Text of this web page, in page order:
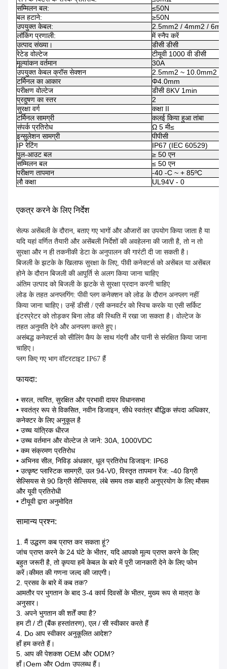
सम्मिलन बल:
≤50N
बल हटाने:
≥50N
उपयुक्त केबल:
2.5mm2 / 4mm2 /
लॉकिंग प्रणाली:
में स्नैप करें
उत्पाद संख्या।
डीसी डीसी
रेटेड वोल्टेज
टीयूवी 1000 वी डीसी
मूल्यांकन वर्तमान
30A
उपयुक्त केबल क्रॉस सेक्शन
2.5mm2 ~ 10.0mm2 /
टर्मिनल का आकार
Φ4.0mm
परीक्षण वोल्टेज
डीसी 8KV 1min
प्रदुषण का स्तर
2
सुरक्षा वर्ग
कक्षा II
टर्मिनल सामग्री
कलई किया हुआ तांबा
संपर्क प्रतिरोध
Ω 5 मी≤
इन्सुलेशन सामग्री
पीपीसी
IP रेटिंग
IP67 (IEC 60529)
पुल-आउट बल
≥ 50 एन
सम्मिलन बल
≤ 50 एन
परीक्षण तापमान
-40 -C ~ + 85ºC
लौ कक्षा
UL94V - 0
एकत्र करने के लिए निर्देश
सेल्फ असेंबली के दौरान, बताए गए भागों और औजारों का उपयोग किया जाता है या
यदि यहां वर्णित तैयारी और असेंबली निर्देशों की अवहेलना की जाती है, तो न तो
सुरक्षा और न ही तकनीकी डेटा के अनुपालन की गारंटी दी जा सकती है।
बिजली के झटके के खिलाफ सुरक्षा के लिए, पीवी कनेक्टर्स को असेंबल या असेंबल
होने के दौरान बिजली की आपूर्ति से अलग किया जाना चाहिए
अंतिम उत्पाद को बिजली के झटके से सुरक्षा प्रदान करनी चाहिए
लोड के तहत अनप्लगिंग: पीवी प्लग कनेक्शन को लोड के दौरान अनप्लग नहीं
किया जाना चाहिए। उन्हें डीसी / एसी कनवर्टर को स्विच करके या एसी सर्किट
इंटरप्रेटर को तोड़कर बिना लोड की स्थिति में रखा जा सकता है। वोल्टेज के
तहत अनुमति देने और अनप्लग करते हुए।
असंबद्ध कनेक्टर्स को सीलिंग कैप के साथ गंदगी और पानी से संरक्षित किया जाना
चाहिए।
प्लग किए गए भाग वॉटरटाइट IP67 हैं
फायदा:
• सरल, त्वरित, सुरक्षित और प्रभावी दायर विधानसभा
• स्वतंत्र रूप से विकसित, नवीन डिजाइन, सीधे स्वतंत्र बौद्धिक संपदा अधिकार,
कनेक्टर के लिए अनुकूल है
• उच्च यांत्रिक धीरज
• उच्च वर्तमान और वोल्टेज ले जाने: 30A, 1000VDC
• कम संक्रमण प्रतिरोध
• अभिनव सील, निविड़ अंधकार, धूल प्रतिरोध डिजाइन: IP68
• उत्कृष्ट प्लास्टिक सामग्री, उल 94-V0, विस्तृत तापमान रेंज: -40 डिग्री
सेल्सियस से 90 डिग्री सेल्सियस, लंबे समय तक बाहरी अनुप्रयोग के लिए मौसम
और यूवी प्रतिरोधी
• टीयूवी द्वारा अनुमोदित
सामान्य प्रश्न:
1. मैं उद्धरण कब प्राप्त कर सकता हूं?
जांच प्राप्त करने के 24 घंटे के भीतर, यदि आपको मूल्य प्राप्त करने के लिए
बहुत जरूरी है, तो कृपया हमें केबल के बारे में पूरी जानकारी देने के लिए फोन
करें।कीमत की गणना जल्द की जाएगी।
2. प्रसव के बारे में कब तक?
आमतौर पर भुगतान के बाद 3-4 कार्य दिवसों के भीतर, मुख्य रूप से मात्रा के
अनुसार।
3. अपने भुगतान की शर्तें क्या है?
हम टी / टी (बैंक हस्तांतरण), एल / सी स्वीकार करते हैं
4. Do आप स्वीकार अनुकूलित आदेश?
हाँ हम करते हैं।
5. आप की पेशकश OEM और ODM?
हाँ।Oem और Odm उपलब्ध हैं।